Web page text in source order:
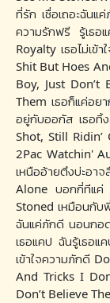
ที่รัก เชื่อเถอะฉัน
ความรักฟรี รู้เธอ
Royalty เธอไม่เ
Shit But Hoes
Boy, Just Don’t
Them เธอก็แค่อย
อยู่กับออกัส เธอทิ้
Shot, Still
2Pac Watchin'
เหนืออ้ายตึงบ่ะอา
Alone บอกกี่ทีแ
Stoned เหมือนกับ
ฉันแค่ภักดี นอนกอ
เธอแคป ฉันรู้เธอ
เข้าใจความภักดี
And Tricks I
Don’t Believe